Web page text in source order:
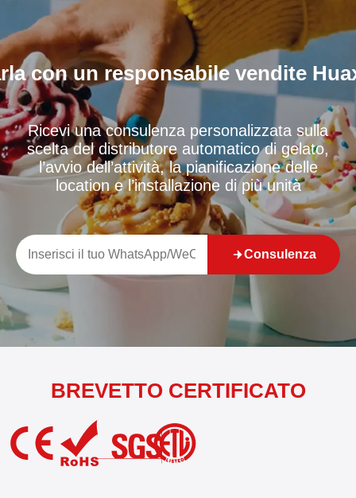
con un responsabile vendite
Ricevi una consulenza personalizzata sulla
scelta del distributore automatico di gelato,
l’avvio dell’attività, la pianificazione delle
location e l’installazione di più unità
Consulenza
BREVETTO CERTIFICATO